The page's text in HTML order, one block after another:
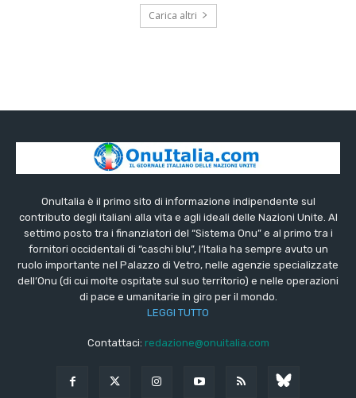
Carica altri
OnuItalia è il primo sito di informazione indipendente sul
contributo degli italiani alla vita e agli ideali delle Nazioni Unite. Al
settimo posto tra i finanziatori del “Sistema Onu” e al primo tra i
fornitori occidentali di “caschi blu”, l’Italia ha sempre avuto un
ruolo importante nel Palazzo di Vetro, nelle agenzie specializzate
dell’Onu (di cui molte ospitate sul suo territorio) e nelle operazioni
di pace e umanitarie in giro per il mondo.
LEGGI TUTTO
Contattaci: redazione@onuitalia.com